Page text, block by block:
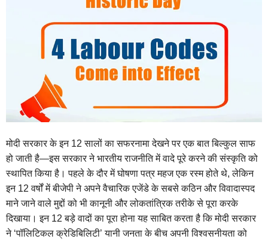
मोदी सरकार के इन 12 सालों का सफरनामा देखने पर एक बात बिल्कुल साफ
हो जाती है—इस सरकार ने भारतीय राजनीति में वादे पूरे करने की संस्कृति को
स्थापित किया है। पहले के दौर में घोषणा पत्र महज एक रस्म होते थे, लेकिन
इन 12 वर्षों में बीजेपी ने अपने वैचारिक एजेंडे के सबसे कठिन और विवादास्पद
माने जाने वाले मुद्दों को भी कानूनी और लोकतांत्रिक तरीके से पूरा करके
दिखाया। इन 12 बड़े वादों का पूरा होना यह साबित करता है कि मोदी सरकार
ने ‘पॉलिटिकल क्रेडिबिलिटी’ यानी जनता के बीच अपनी विश्वसनीयता को